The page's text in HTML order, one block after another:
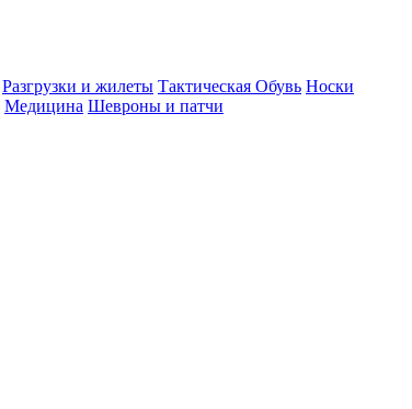
Разгрузки и жилеты Тактическая Обувь Носки
Медицина Шевроны и патчи